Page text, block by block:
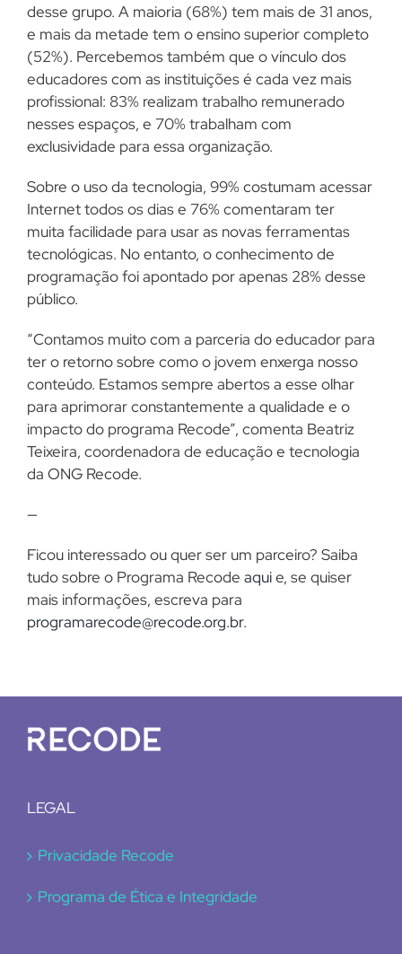
desse grupo. A maioria (68%) tem mais de 31 anos,
e mais da metade tem o ensino superior completo
(52%). Percebemos também que o vínculo dos
educadores com as instituições é cada vez mais
profissional: 83% realizam trabalho remunerado
nesses espaços, e 70% trabalham com
exclusividade para essa organização.
Sobre o uso da tecnologia, 99% costumam acessar
Internet todos os dias e 76% comentaram ter
muita facilidade para usar as novas ferramentas
tecnológicas. No entanto, o conhecimento de
programação foi apontado por apenas 28% desse
público.
“Contamos muito com a parceria do educador para
ter o retorno sobre como o jovem enxerga nosso
conteúdo. Estamos sempre abertos a esse olhar
para aprimorar constantemente a qualidade e o
impacto do programa Recode”, comenta Beatriz
Teixeira, coordenadora de educação e tecnologia
da ONG Recode.
—
Ficou interessado ou quer ser um parceiro? Saiba
tudo sobre o Programa Recode aquie, se quiser
mais informações, escreva para
programarecode@recode.org.br.
LEGAL
Privacidade Recode
Programa de Ética e Integridade